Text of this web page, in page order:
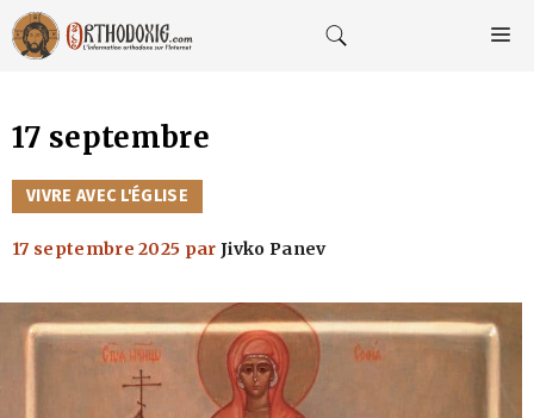
Aller
au
contenu
17 septembre
CATÉGORIES
VIVRE AVEC L'ÉGLISE
17 septembre 2025 parJivko Panev